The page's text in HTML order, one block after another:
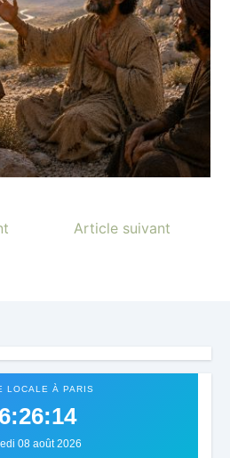
Article suivant
LOCALE À PARIS
08 août 2026